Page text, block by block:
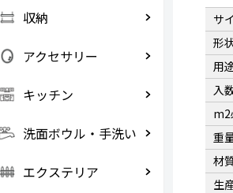
サ
形
用
入
m2
重
材
生
収納
アクセサリー
キッチン
洗面ボウル・手洗い
エクステリア